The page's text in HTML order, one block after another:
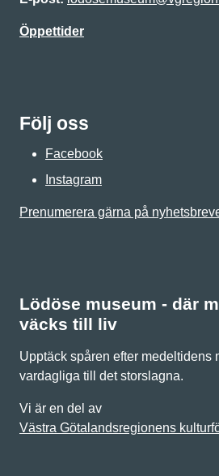
Öppettider
Följ oss
Facebook
Instagram
Prenumerera gärna på
Lödöse museum - där
väcks till liv
Upptäck spåren efter medeltidens
vardagliga till det storslagna.
Vi är en del av
Västra Götalandsregionens